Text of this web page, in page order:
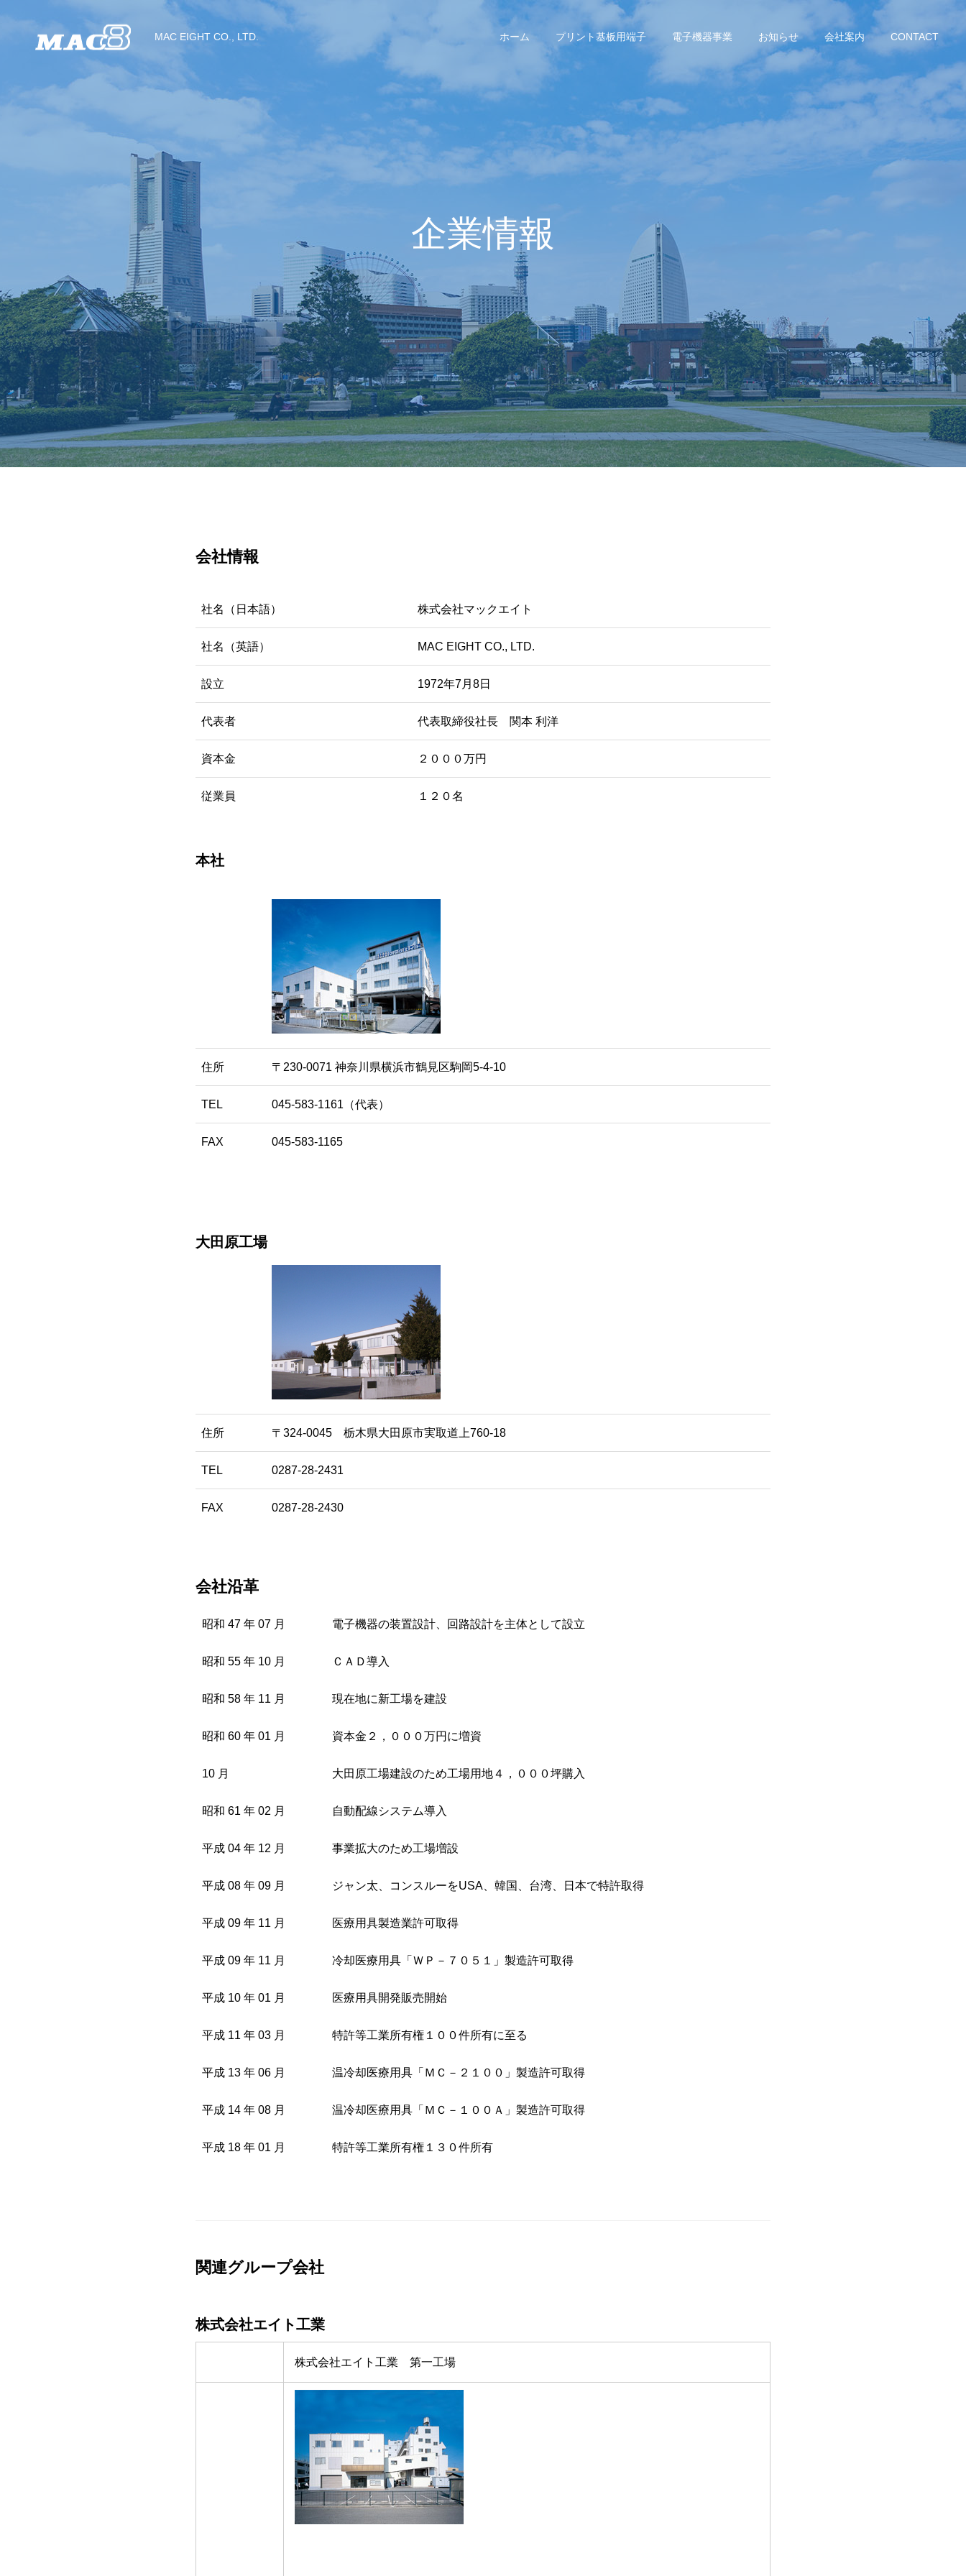
MAC EIGHT CO., LTD. ホーム プリント基板用端子 電子機器事業 お知らせ 会社案内 CONTACT
企業情報
会社情報
社名（日本語） 株式会社マックエイト
社名（英語） MAC EIGHT CO., LTD.
設立 1972年7月8日
代表者 代表取締役社長 関本 利洋
資本金 ２０００万円
従業員 １２０名
本社
住所 〒230-0071 神奈川県横浜市鶴見区駒岡5-4-10
TEL 045-583-1161（代表）
FAX 045-583-1165
大田原工場
住所 〒324-0045 栃木県大田原市実取道上760-18
TEL 0287-28-2431
FAX 0287-28-2430
会社沿革
昭和 47 年 07 月 電子機器の装置設計、回路設計を主体として設立
昭和 55 年 10 月 ＣＡＤ導入
昭和 58 年 11 月 現在地に新工場を建設
昭和 60 年 01 月 資本金２，０００万円に増資
10 月 大田原工場建設のため工場用地４，０００坪購入
昭和 61 年 02 月 自動配線システム導入
平成 04 年 12 月 事業拡大のため工場増設
平成 08 年 09 月 ジャン太、コンスルーをUSA、韓国、台湾、日本で特許取得
平成 09 年 11 月 医療用具製造業許可取得
平成 09 年 11 月 冷却医療用具「ＷＰ－７０５１」製造許可取得
平成 10 年 01 月 医療用具開発販売開始
平成 11 年 03 月 特許等工業所有権１００件所有に至る
平成 13 年 06 月 温冷却医療用具「ＭＣ－２１００」製造許可取得
平成 14 年 08 月 温冷却医療用具「ＭＣ－１００Ａ」製造許可取得
平成 18 年 01 月 特許等工業所有権１３０件所有
関連グループ会社
株式会社エイト工業
株式会社エイト工業 第一工場